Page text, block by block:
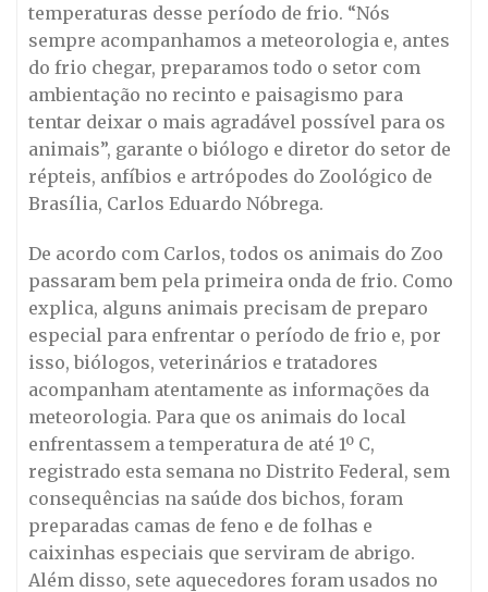
temperaturas desse período de frio. “Nós
sempre acompanhamos a meteorologia e, antes
do frio chegar, preparamos todo o setor com
ambientação no recinto e paisagismo para
tentar deixar o mais agradável possível para os
animais”, garante o biólogo e diretor do setor de
répteis, anfíbios e artrópodes do Zoológico de
Brasília, Carlos Eduardo Nóbrega.
De acordo com Carlos, todos os animais do Zoo
passaram bem pela primeira onda de frio. Como
explica, alguns animais precisam de preparo
especial para enfrentar o período de frio e, por
isso, biólogos, veterinários e tratadores
acompanham atentamente as informações da
meteorologia. Para que os animais do local
enfrentassem a temperatura de até 1º C,
registrado esta semana no Distrito Federal, sem
consequências na saúde dos bichos, foram
preparadas camas de feno e de folhas e
caixinhas especiais que serviram de abrigo.
Além disso, sete aquecedores foram usados no